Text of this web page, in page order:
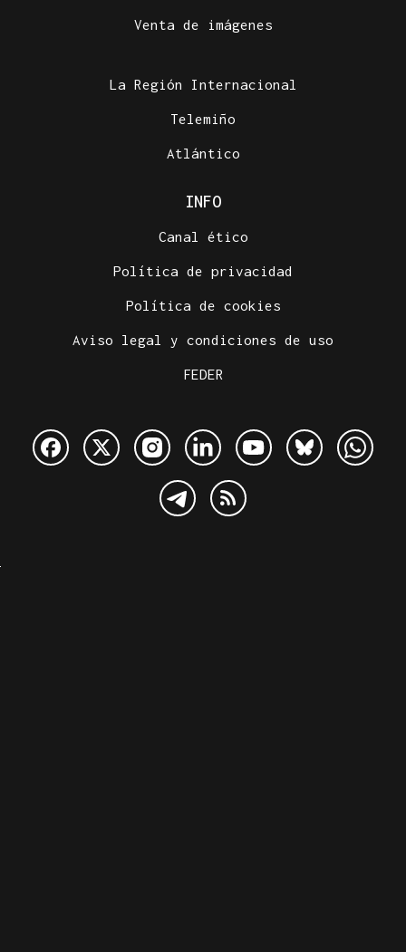
Venta de imágenes
La Región Internacional
Telemiño
Atlántico
INFO
Canal ético
Política de privacidad
Política de cookies
Aviso legal y condiciones de uso
FEDER